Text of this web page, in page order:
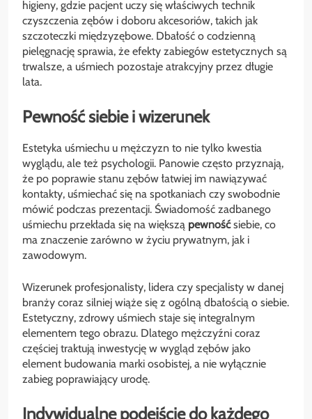
higieny, gdzie pacjent uczy się właściwych technik
czyszczenia zębów i doboru akcesoriów, takich jak
szczoteczki międzyzębowe. Dbałość o codzienną
pielęgnację sprawia, że efekty zabiegów estetycznych są
trwalsze, a uśmiech pozostaje atrakcyjny przez długie
lata.
Pewność siebie i wizerunek
Estetyka uśmiechu u mężczyzn to nie tylko kwestia
wyglądu, ale też psychologii. Panowie często przyznają,
że po poprawie stanu zębów łatwiej im nawiązywać
kontakty, uśmiechać się na spotkaniach czy swobodnie
mówić podczas prezentacji. Świadomość zadbanego
uśmiechu przekłada się na większą pewnośćsiebie, co
ma znaczenie zarówno w życiu prywatnym, jak i
zawodowym.
Wizerunek profesjonalisty, lidera czy specjalisty w danej
branży coraz silniej wiąże się z ogólną dbałością o siebie.
Estetyczny, zdrowy uśmiech staje się integralnym
elementem tego obrazu. Dlatego mężczyźni coraz
częściej traktują inwestycję w wygląd zębów jako
element budowania marki osobistej, a nie wyłącznie
zabieg poprawiający urodę.
Indywidualne podejście do każdego